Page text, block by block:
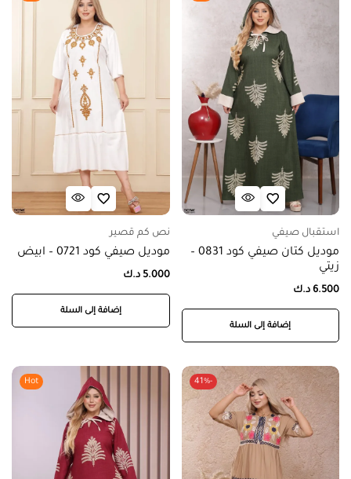
استقبال صيفي
موديل كتان صيفي كود 0831 –
زيتي
6.500 د.ك
إضافة إلى السلة
نص كم قصير
موديل صيفي كود 0721 – ابيض
5.000 د.ك
إضافة إلى السلة
-41%
Hot